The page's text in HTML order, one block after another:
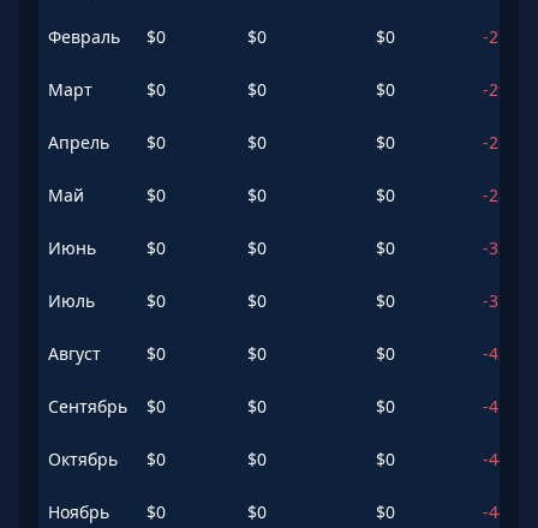
Февраль $0 $0 $0 -27.11
Март $0 $0 $0 -29.07
Апрель $0 $0 $0 -28.61
Май $0 $0 $0 -28.2
Июнь $0 $0 $0 -32.79
Июль $0 $0 $0 -37.39
Август $0 $0 $0 -43.68
Сентябрь $0 $0 $0 -45.15
Октябрь $0 $0 $0 -44.5
Ноябрь $0 $0 $0 -44.58